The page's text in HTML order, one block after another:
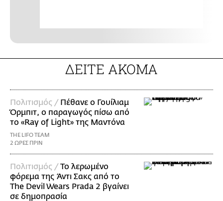
ΔΕΙΤΕ ΑΚΟΜΑ
Πολιτισμός / Πέθανε ο Γουίλιαμ
Όρμπιτ, ο παραγωγός πίσω από
το «Ray of Light» της Μαντόνα
THE LIFO TEAM
2 ΩΡΕΣ ΠΡΙΝ
Πολιτισμός / Το λερωμένο
φόρεμα της Άντι Σακς από το
The Devil Wears Prada 2 βγαίνει
σε δημοπρασία